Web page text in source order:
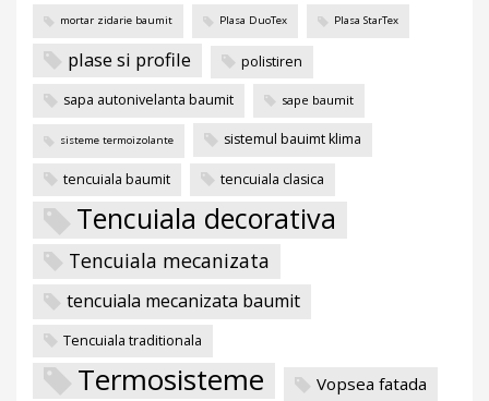
mortar zidarie baumit Plasa DuoTex Plasa StarTex
plase si profile polistiren
sapa autonivelanta baumit sape baumit
sisteme termoizolante sistemul bauimt klima
tencuiala baumit tencuiala clasica
Tencuiala decorativa
Tencuiala mecanizata
tencuiala mecanizata baumit
Tencuiala traditionala
Termosisteme Vopsea fatada